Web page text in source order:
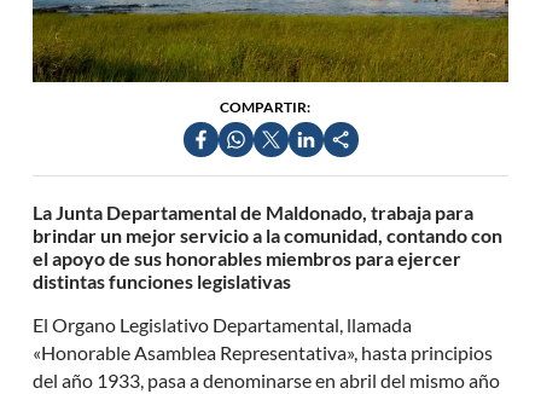
COMPARTIR:
La Junta Departamental de Maldonado, trabaja para
brindar un mejor servicio a la comunidad, contando con
el apoyo de sus honorables miembros para ejercer
distintas funciones legislativas
El Organo Legislativo Departamental, llamada
«Honorable Asamblea Representativa», hasta principios
del año 1933, pasa a denominarse en abril del mismo año